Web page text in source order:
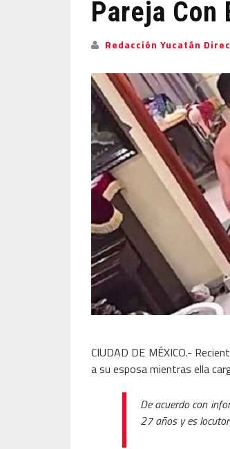
Pareja Con
Redacción Yucatán
CIUDAD DE MÉXICO.-
a su esposa mientras ella
De acuerdo con
27 años y es